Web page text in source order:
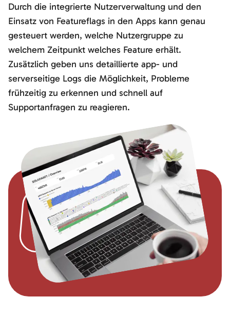
Durch die integrierte Nutzerverwaltung und den
Einsatz von Featureflags in den Apps kann genau
gesteuert werden, welche Nutzergruppe zu
welchem Zeitpunkt welches Feature erhält.
Zusätzlich geben uns detaillierte app- und
serverseitige Logs die Möglichkeit, Probleme
frühzeitig zu erkennen und schnell auf
Supportanfragen zu reagieren.